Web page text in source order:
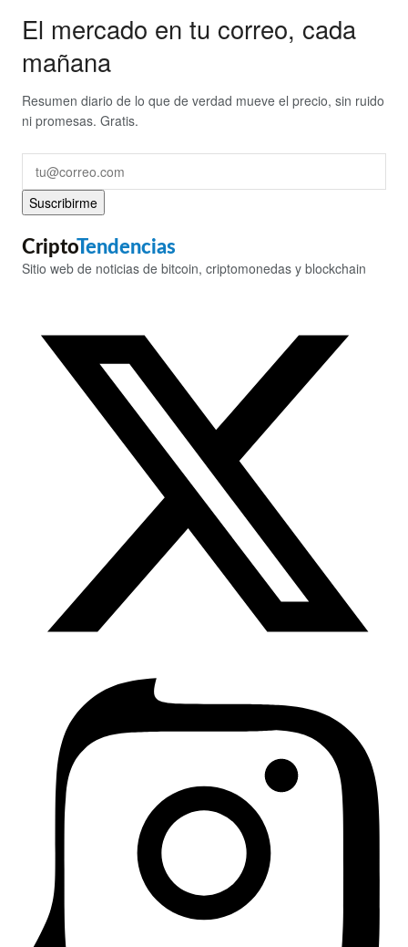
El mercado en tu correo, cada
mañana
Resumen diario de lo que de verdad mueve el precio, sin ruido
ni promesas. Gratis.
Suscribirme
CriptoTendencias
Sitio web de noticias de bitcoin, criptomonedas y blockchain